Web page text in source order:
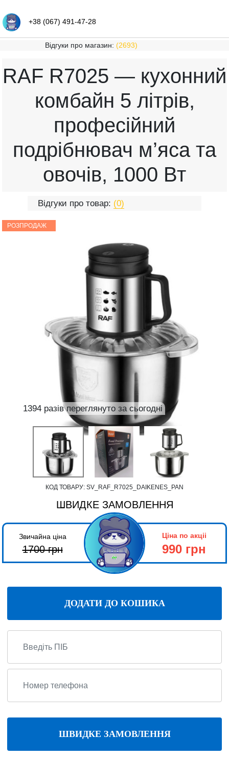
+38 (067) 491-47-28
Відгуки про магазин: (2693)
RAF R7025 — кухонний
комбайн 5 літрів,
професійний
подрібнювач м’яса та
овочів, 1000 Вт
Відгуки про товар: (0)
РОЗПРОДАЖ
1394 разів переглянуто за сьогодні
КОД ТОВАРУ: SV_RAF_R7025_DAIKENES_PAN
ШВИДКЕ ЗАМОВЛЕННЯ
Звичайна ціна
1700грн
Ціна по акціі
990 грн
ДОДАТИ ДО КОШИКА
ШВИДКЕ ЗАМОВЛЕННЯ